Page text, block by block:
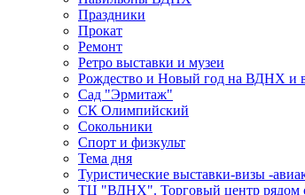
Праздники
Прокат
Ремонт
Ретро выставки и музеи
Рождество и Новый год на ВДНХ и
Сад "Эрмитаж"
СК Олимпийский
Сокольники
Спорт и физкульт
Тема дня
Туристические выставки-визы -
ТЦ "ВДНХ". Торговый центр